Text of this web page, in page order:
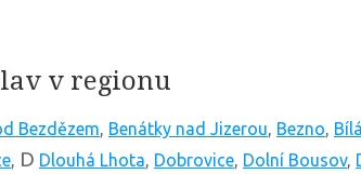
v regionu
Bezdězem, Benátky nad Jizerou, Bezno,
, D Dlouhá Lhota, Dobrovice, Dolní Bousov,